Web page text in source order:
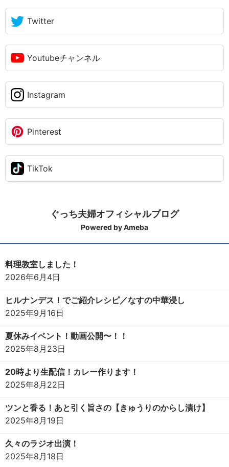
Twitter
Youtubeチャンネル
Instagram
Pinterest
TikTok
ぐっち夫婦オフィシャルブログ
Powered by Ameba
料理教室しました！
2026年6月4日
ヒルナンデス！でご紹介レシピ／なすの中華浸し
2025年9月16日
夏休みイベント！動画公開〜！！
2025年8月23日
20時より生配信！カレー作ります！
2025年8月22日
ツンと香る！あと引く旨さの【きゅうりのからし漬け】
2025年8月19日
久々のラジオ出演！
2025年8月18日